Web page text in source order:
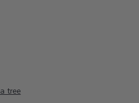
tree